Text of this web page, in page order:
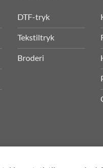
DTF-tryk
Tekstiltryk
Broderi